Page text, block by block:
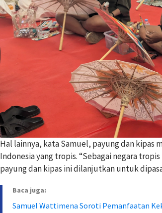
Hal lainnya, kata Samuel, payung dan kipas
Indonesia yang tropis. “Sebagai negara
payung dan kipas ini dilanjutkan untuk
Baca juga:
Samuel Wattimena Soroti Pemanfaatan